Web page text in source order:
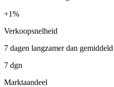
+1%
Verkoopsnelheid
7 dagen langzamer dan gemiddeld
7 dgn
Marktaandeel